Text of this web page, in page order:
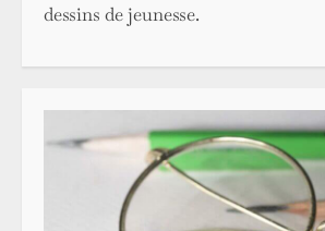
dessins de jeunesse.